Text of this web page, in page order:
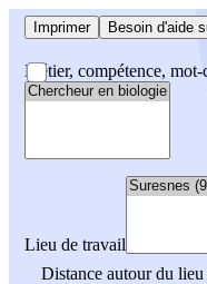
Imprimer Besoin d'aide
Métier, compétence,
Lieu de travail
Distance autour du